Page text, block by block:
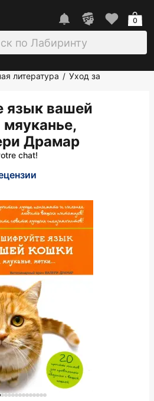
0
литература / Уход за
язык вашей
Драмар
chat!